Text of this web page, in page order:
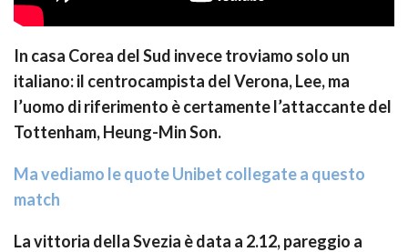
In casa Corea del Sud invece troviamo solo un
italiano: il centrocampista del Verona, Lee, ma
l’uomo di riferimento è certamente l’attaccante del
Tottenham, Heung-Min Son.
Ma vediamo le quote Unibet collegate a questo
match
La vittoria della Svezia è data a 2.12, pareggio a